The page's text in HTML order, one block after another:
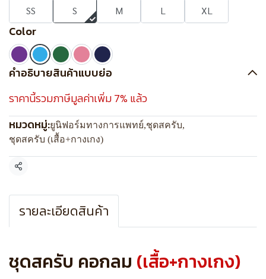
SS S M L XL
Color
คำอธิบายสินค้าแบบย่อ
ราคานี้รวมภาษีมูลค่าเพิ่ม 7% แล้ว
หมวดหมู่:ยูนิฟอร์มทางการแพทย์,ชุดสครับ,
ชุดสครับ (เสื้อ+กางเกง)
แชร์
รายละเอียดสินค้า
ชุดสครับ คอกลม (เสื้อ+กางเกง)